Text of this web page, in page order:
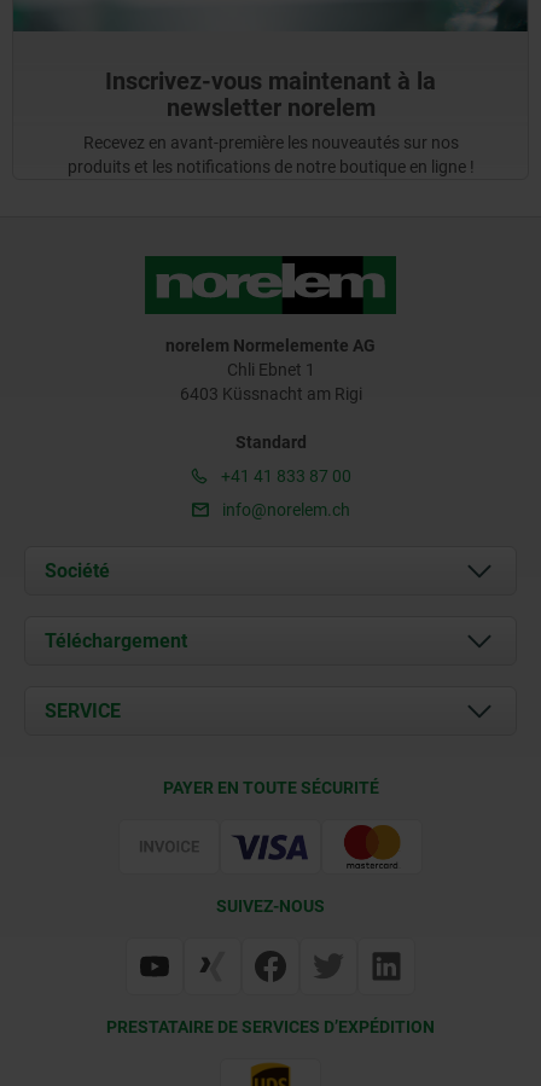
Inscrivez-vous maintenant à la
newsletter norelem
Recevez en avant-première les nouveautés sur nos
produits et les notifications de notre boutique en ligne !
norelem Normelemente AG
Chli Ebnet 1
6403 Küssnacht am Rigi
Standard
+41 41 833 87 00
info@norelem.ch
Société
À propos de nous
Contact
Téléchargement
Documents
SERVICE
PAYER EN TOUTE SÉCURITÉ
SUIVEZ-NOUS
PRESTATAIRE DE SERVICES D’EXPÉDITION